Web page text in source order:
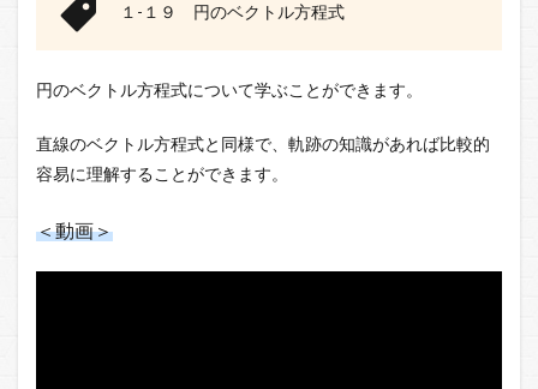
１-１９ 円のベクトル方程式
円のベクトル方程式について学ぶことができます。
直線のベクトル方程式と同様で、軌跡の知識があれば比較的
容易に理解することができます。
＜動画＞